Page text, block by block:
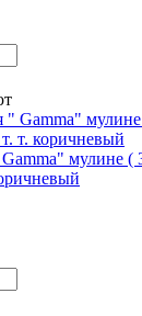
мулине (